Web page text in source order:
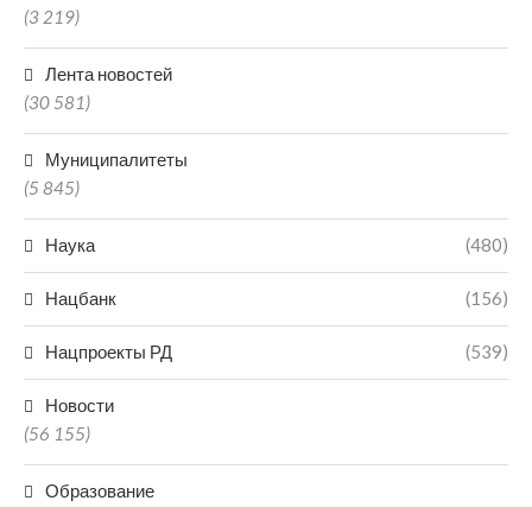
(3 219)
Лента новостей
(30 581)
Муниципалитеты
(5 845)
Наука (480)
Нацбанк (156)
Нацпроекты РД (539)
Новости
(56 155)
Образование